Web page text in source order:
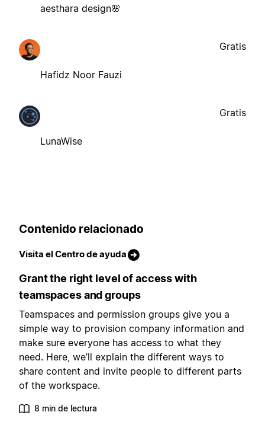
aesthara design🌸
Hafidz Noor Fauzi
Gratis
LunaWise
Gratis
Contenido relacionado
Visita el Centro de ayuda
Grant the right level of access with
teamspaces and groups
Teamspaces and permission groups give you a
simple way to provision company information and
make sure everyone has access to what they
need. Here, we’ll explain the different ways to
share content and invite people to different parts
of the workspace.
8 min de lectura